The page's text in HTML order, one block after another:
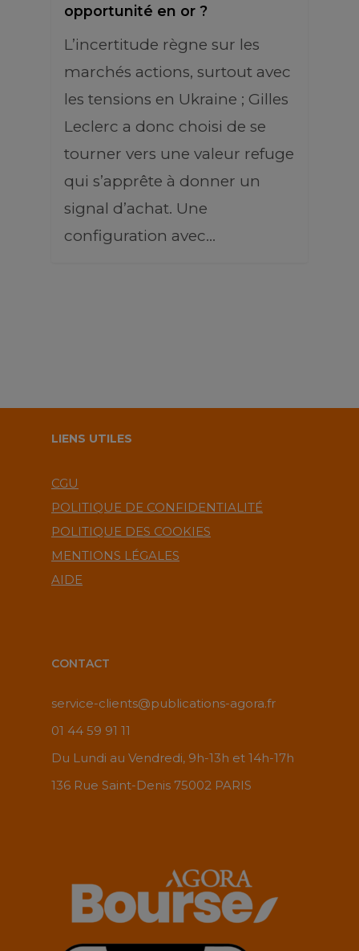
opportunité en or ?
L’incertitude règne sur les
marchés actions, surtout avec
les tensions en Ukraine ; Gilles
Leclerc a donc choisi de se
tourner vers une valeur refuge
qui s’apprête à donner un
signal d’achat. Une
configuration avec…
LIENS UTILES
CGU
POLITIQUE DE CONFIDENTIALITÉ
POLITIQUE DES COOKIES
MENTIONS LÉGALES
AIDE
CONTACT
service-clients@publications-agora.fr
01 44 59 91 11
Du Lundi au Vendredi, 9h-13h et 14h-17h
136 Rue Saint-Denis 75002 PARIS